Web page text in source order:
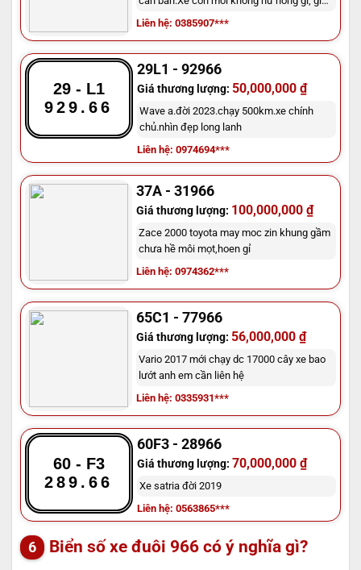
mong muốn 80triệu
Liên hệ: 0385907***
29 - L1
929.66
29L1 - 92966
Giá thương lượng: 50,000,000 ₫
Wave a.đời 2023.chạy 500km.xe chính
chủ.nhìn đẹp long lanh
Liên hệ: 0974694***
37A - 31966
Giá thương lượng: 100,000,000 ₫
Zace 2000 toyota may moc zin khung gầm
chưa hề môi mọt,hoen gỉ
Liên hệ: 0974362***
65C1 - 77966
Giá thương lượng:56,000,000 ₫
Vario 2017 mới chạy dc 17000 cây xe bao
lướt anh em cần liên hệ
Liên hệ: 0335931***
60 - F3
289.66
60F3 - 28966
Giá thương lượng: 70,000,000 ₫
Xe satria đời 2019
Liên hệ: 0563865***
Biển số xe đuôi 966 có ý nghĩa gì?